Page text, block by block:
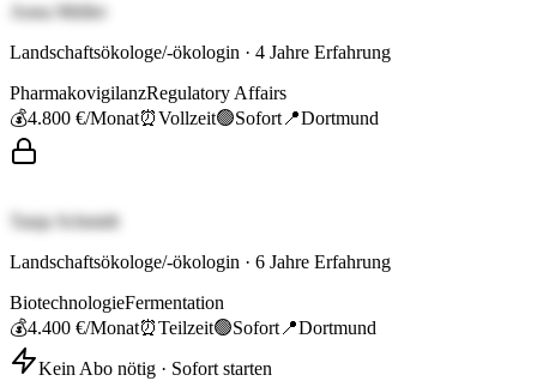
Anna Müller
Landschaftsökologe/-ökologin · 4 Jahre Erfahrung
PharmakovigilanzRegulatory Affairs
💰4.800 €/Monat⏰Vollzeit🟢Sofort 📍Dortmund
Tanja Schmidt
Landschaftsökologe/-ökologin · 6 Jahre Erfahrung
BiotechnologieFermentation
💰4.400 €/Monat⏰Teilzeit🟢Sofort 📍Dortmund
Kein Abo nötig · Sofort starten